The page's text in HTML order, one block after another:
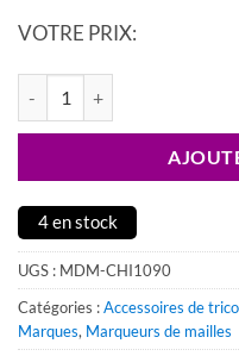
VOTRE PRIX:
4 en stock
UGS : MDM-CHI1090
Catégories :Accessoires de
Marques, Marqueurs de mailles